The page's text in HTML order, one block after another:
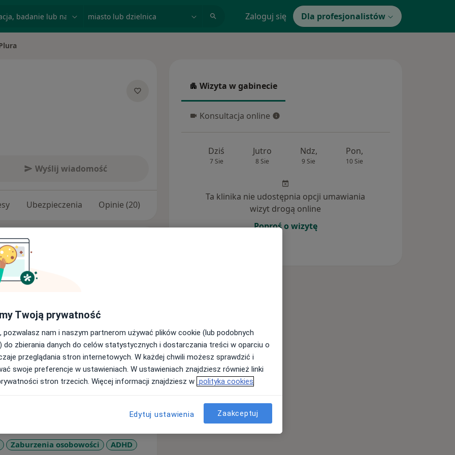
Zaloguj się Dla profesjonalistów
Wyślij wiadomość
Ubezpieczenia Opinie (20)
szkolenia w nurcie
Psychoterapii
kliniczną dzieci i młodzieży na
osobom, które chcą lepiej
emocjonalnymi, poprawić relacje
z uważnością i
m.in. w szpitalu
liceum oraz w poradni
wspieram dzieci i młodzież.
poznawczo-behawioralnej (CBT
(TSR), diagnozy
zachowania. Jestem
Społecznych (TUS) oraz praktyczką
Zaburzenia osobowości
ADHD
Wizyta w gabinecie
Wizyta w gabinecie
Konsultacja online
Konsultacja online
Dziś
7 Sie
Jutro
8 Sie
Ndz,
9 Sie
Pon,
10 Sie
Ta klinika nie udostępnia opcji umawiania
wizyt drogą online
Poproś o wizytę
Twoją prywatność
pozwalasz nam i naszym partnerom używać plików cookie (lub podobnych
do zbierania danych do celów statystycznych i dostarczania treści w oparciu o
przeglądania stron internetowych. W każdej chwili możesz sprawdzić i
swoje preferencje w ustawieniach. W ustawieniach znajdziesz również linki
stron trzecich. Więcej informacji znajdziesz w polityka cookies
Edytuj ustawienia Zaakceptuj